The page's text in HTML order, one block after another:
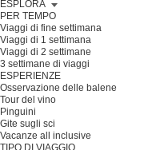
ESPLORA
PER TEMPO
Viaggi di fine settimana
Viaggi di 1 settimana
Viaggi di 2 settimane
3 settimane di viaggi
ESPERIENZE
Osservazione delle balene
Tour del vino
Pinguini
Gite sugli sci
Vacanze all inclusive
TIPO DI VIAGGIO